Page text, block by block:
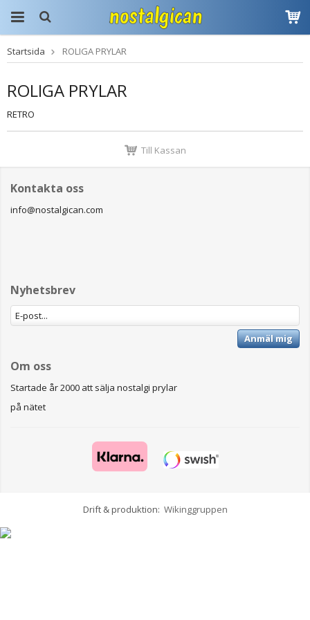
Produkten har blivit
tillagd i varukorgen
Startsida ROLIGA PRYLAR
ROLIGA PRYLAR
RETRO
Till Kassan
Kontakta oss
info@nostalgican.com
Nyhetsbrev
Anmäl mig
Om oss
Startade år 2000 att sälja nostalgi prylar
på nätet
Drift & produktion: Wikinggruppen